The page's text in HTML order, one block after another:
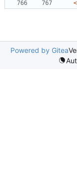
Powered by Gitea